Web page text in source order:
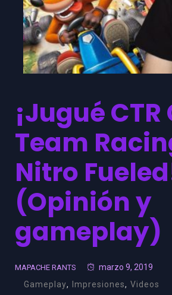
¡Jugué
Team
Nitro
(Opinión y
gameplay)
MAPACHE RANTS
marzo 9, 2019
Gameplay, Impresiones, Videos